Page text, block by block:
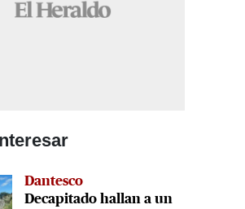
Dantesco
Decapitado hallan a un